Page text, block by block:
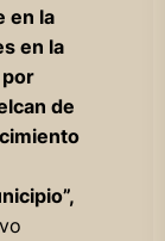
en la
en la
de